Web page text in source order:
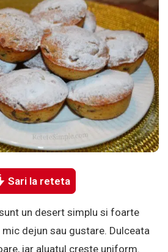
Sari la reteta
un desert simplu si foarte
dejun sau gustare. Dulceata
iar aluatul creste uniform.